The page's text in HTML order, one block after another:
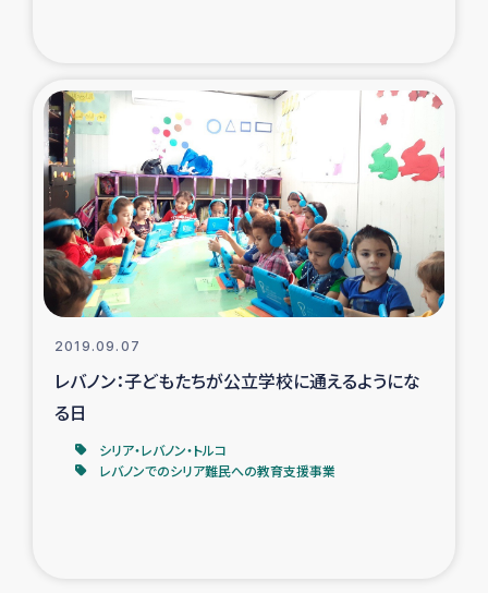
2019.09.07
レバノン：子どもたちが公立学校に通えるようにな
る日
シリア・レバノン・トルコ
レバノンでのシリア難民への教育支援事業